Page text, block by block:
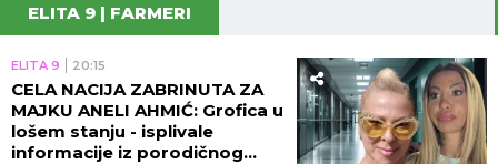
ELITA 9 | FARMERI
ELITA 9 20:15
CELA NACIJA ZABRINUTA ZA
MAJKU ANELI AHMIĆ: Grofica u
lošem stanju - isplivale
informacije iz porodičnog